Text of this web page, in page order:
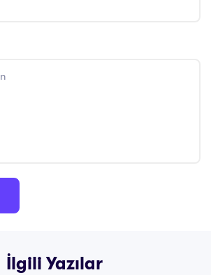
İlgili Yazılar